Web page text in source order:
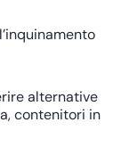
alternative
contenitori in